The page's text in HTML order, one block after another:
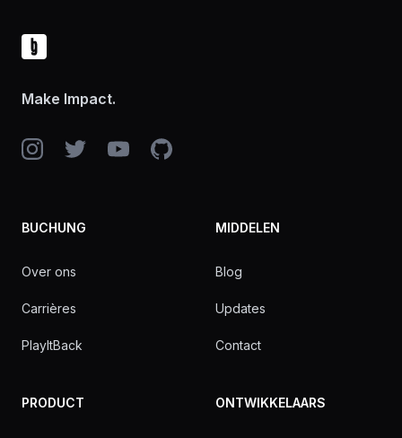
Make Impact.
InstagramTwitterYouTubeGitHub
BUCHUNG
Over ons
Carrières
PlayItBack
PRODUCT
MIDDELEN
Blog
Updates
Contact
ONTWIKKELAARS